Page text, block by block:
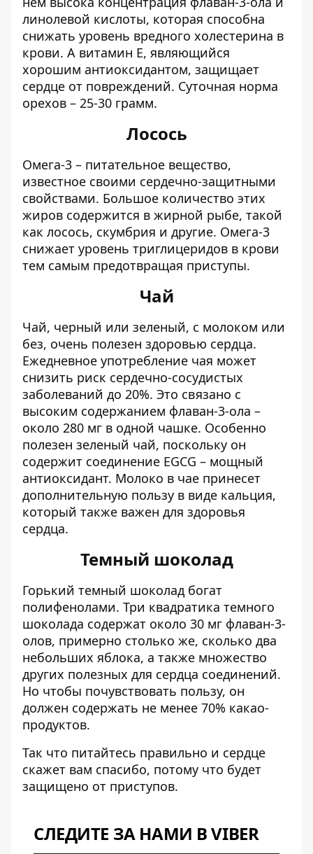
линолевой кислоты, которая способна
снижать уровень вредного холестерина в
крови. А витамин Е, являющийся
хорошим антиоксидантом, защищает
сердце от повреждений. Суточная норма
орехов – 25-30 грамм.
Лосось
Омега-3 – питательное вещество,
известное своими сердечно-защитными
свойствами. Большое количество этих
жиров содержится в жирной рыбе, такой
как лосось, скумбрия и другие. Омега-3
снижает уровень триглицеридов в крови
тем самым предотвращая приступы.
Чай
Чай, черный или зеленый, с молоком или
без, очень полезен здоровью сердца.
Ежедневное употребление чая может
снизить риск сердечно-сосудистых
заболеваний до 20%. Это связано с
высоким содержанием флаван-3-ола –
около 280 мг в одной чашке. Особенно
полезен зеленый чай, поскольку он
содержит соединение EGCG – мощный
антиоксидант. Молоко в чае принесет
дополнительную пользу в виде кальция,
который также важен для здоровья
сердца.
Темный шоколад
Горький темный шоколад богат
полифенолами. Три квадратика темного
шоколада содержат около 30 мг флаван-3-
олов, примерно столько же, сколько два
небольших яблока, а также множество
других полезных для сердца соединений.
Но чтобы почувствовать пользу, он
должен содержать не менее 70% какао-
продуктов.
Так что питайтесь правильно и сердце
скажет вам спасибо, потому что будет
защищено от приступов.
СЛЕДИТЕ ЗА НАМИ В VIBER